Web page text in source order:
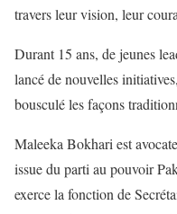
travers leur vision, leur
Durant 15 ans, de jeunes
lancé de nouvelles
bousculé les façons
Maleeka Bokhari est
issue du parti au pouvoir
exerce la fonction de